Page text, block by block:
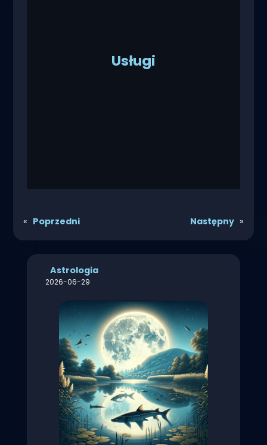
Usługi
« Poprzedni Następny »
Astrologia
2026-06-29